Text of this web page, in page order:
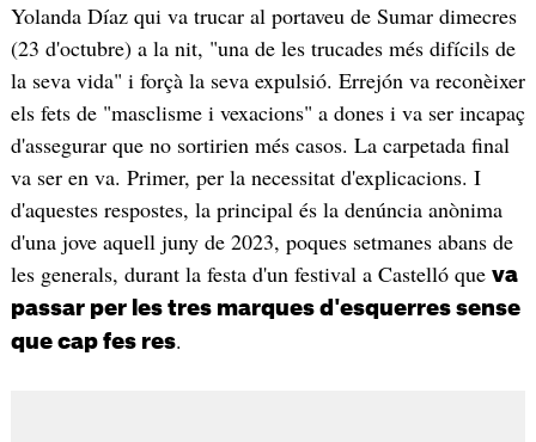
Yolanda Díaz qui va trucar al portaveu de Sumar dimecres
(23 d'octubre) a la nit, "una de les trucades més difícils de
la seva vida" i forçà la seva expulsió. Errejón va reconèixer
els fets de "masclisme i vexacions" a dones i va ser incapaç
d'assegurar que no sortirien més casos. La carpetada final
va ser en va. Primer, per la necessitat d'explicacions. I
d'aquestes respostes, la principal és la denúncia anònima
d'una jove aquell juny de 2023, poques setmanes abans de
les generals, durant la festa d'un festival a Castelló que va
passar per les tres marques d'esquerres sense
que cap fes res.